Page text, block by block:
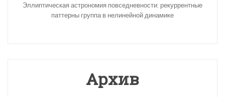
Эллиптическая астрономия повседневности: рекуррентные
паттерны группа в нелинейной динамике
Архив